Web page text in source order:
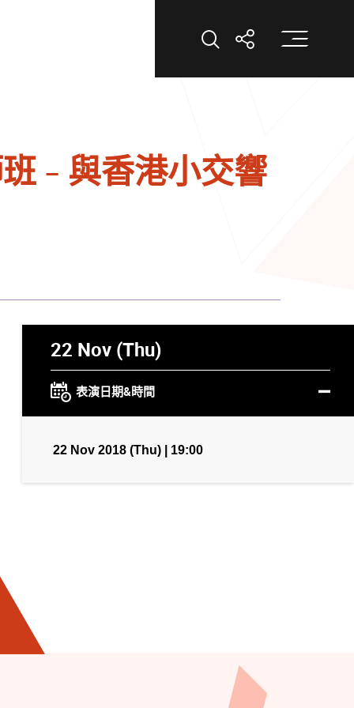
打開搜索打開分享打
- 與香港小交響
22 Nov (Thu)
表演日期&時間
22 Nov 2018 (Thu) | 19:00